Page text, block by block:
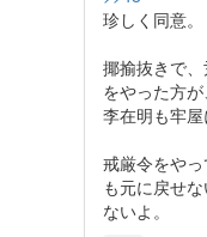
珍しく同意。
揶揄抜きで
をやった方が
李在明も牢屋
戒厳令をや
も元に戻せ
ないよ。